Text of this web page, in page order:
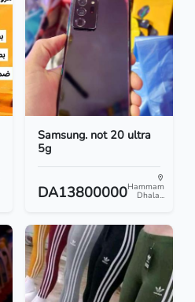
Samsung. not 20 ultra
5g
DA13800000Hammam
Dhala...